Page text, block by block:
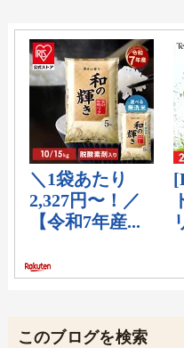
このブログを検索